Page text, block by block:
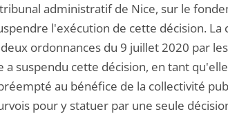
administratif de Nice, sur le
l'exécution de cette décision.
ordonnances du 9 juillet 2020 par
a suspendu cette décision, en tant
au bénéfice de la collectivité
pour y statuer par une seule